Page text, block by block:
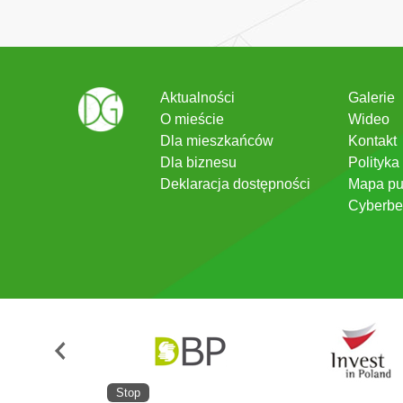
Aktualności
O mieście
Dla mieszkańców
Dla biznesu
Deklaracja dostępności
Galerie
Wideo
Kontakt
Mapa
Stop